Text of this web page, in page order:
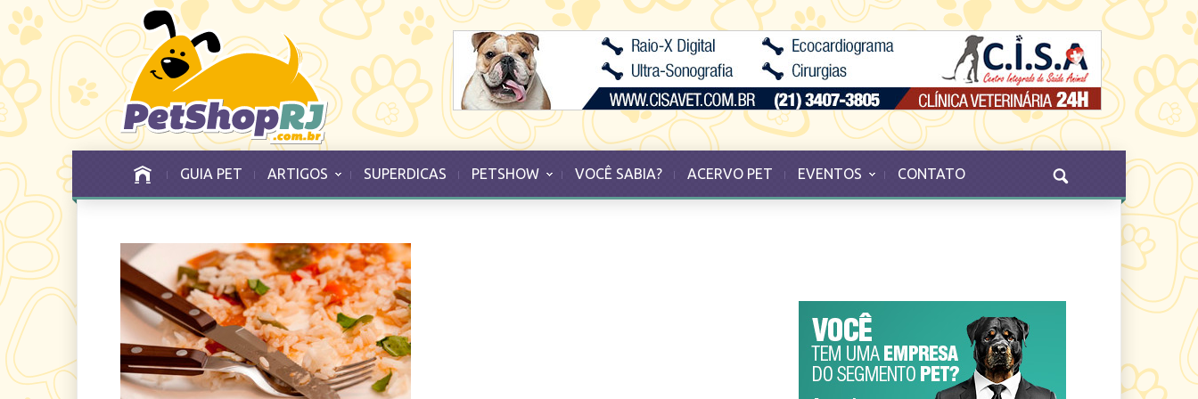
GUIA PET ARTIGOS SUPERDICAS PETSHOW VOCÊ SABIA? ACERVO PET EVENTOS CONTATO